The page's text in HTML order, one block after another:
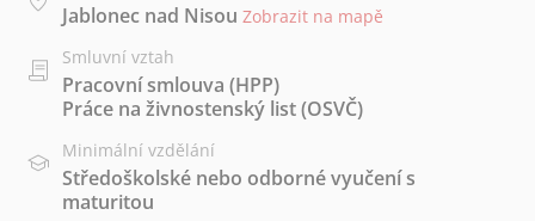
Jablonec nad Nisou Zobrazit na mapě
Smluvní vztah
Pracovní smlouva (HPP)
Práce na živnostenský list (OSVČ)
Minimální vzdělání
Středoškolské nebo odborné vyučení s
maturitou